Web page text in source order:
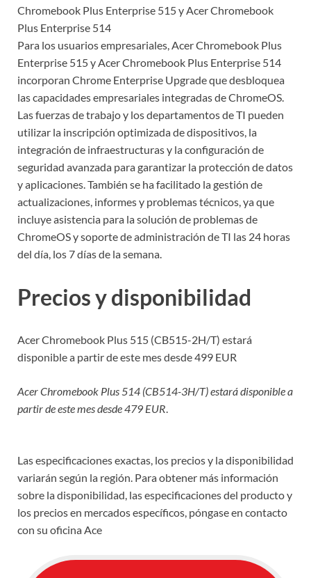
Chromebook Plus Enterprise 515 y Acer Chromebook
Plus Enterprise 514
Para los usuarios empresariales, Acer Chromebook Plus
Enterprise 515 y Acer Chromebook Plus Enterprise 514
incorporan Chrome Enterprise Upgrade que desbloquea
las capacidades empresariales integradas de ChromeOS.
Las fuerzas de trabajo y los departamentos de TI pueden
utilizar la inscripción optimizada de dispositivos, la
integración de infraestructuras y la configuración de
seguridad avanzada para garantizar la protección de datos
y aplicaciones. También se ha facilitado la gestión de
actualizaciones, informes y problemas técnicos, ya que
incluye asistencia para la solución de problemas de
ChromeOS y soporte de administración de TI las 24 horas
del día, los 7 días de la semana.
Precios y disponibilidad
Acer Chromebook Plus 515 (CB515-2H/T) estará
disponible a partir de este mes desde 499 EUR
Acer Chromebook Plus 514 (CB514-3H/T) estará disponible a
partir de este mes desde 479 EUR.
Las especificaciones exactas, los precios y la disponibilidad
variarán según la región. Para obtener más información
sobre la disponibilidad, las especificaciones del producto y
los precios en mercados específicos, póngase en contacto
con su oficina Ace